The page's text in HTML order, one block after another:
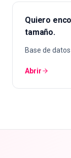
Quiero
tamaño.
Base de
Abrir